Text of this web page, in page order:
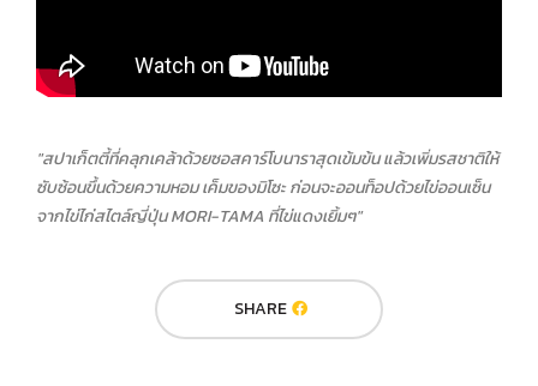
"สปาเก็ตตี้ที่คลุกเคล้าด้วยซอสคาร์โบนาราสุดเข้มข้น แล้วเพิ่มรสชาติให้
ซับซ้อนขึ้นด้วยความหอม เค็มของมิโซะ ก่อนจะออนท็อปด้วยไข่ออนเซ็น
จากไข่ไก่สไตล์ญี่ปุ่น MORI-TAMA ที่ไข่แดงเยิ้มๆ"
SHARE